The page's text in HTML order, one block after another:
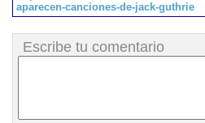
aparecen-canciones-de-jack-guthrie
Escribe tu comentario